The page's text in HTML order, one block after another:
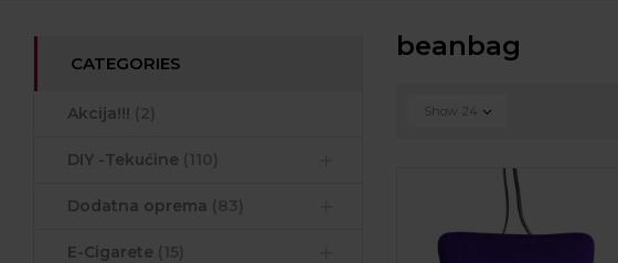
CATEGORIES
Akcija!!!
DIY -Tekućine
Dodatna oprema
E-Cigarete
beanbag
Show 24